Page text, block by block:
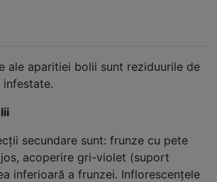
ale aparitiei bolii sunt reziduurile de
infestate.
secundare sunt: frunze cu pete
acoperire gri-violet (suport
inferioară a frunzei. Inflorescențele